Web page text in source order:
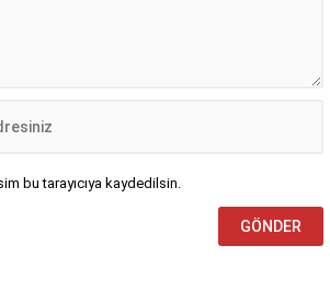
bu tarayıcıya kaydedilsin.